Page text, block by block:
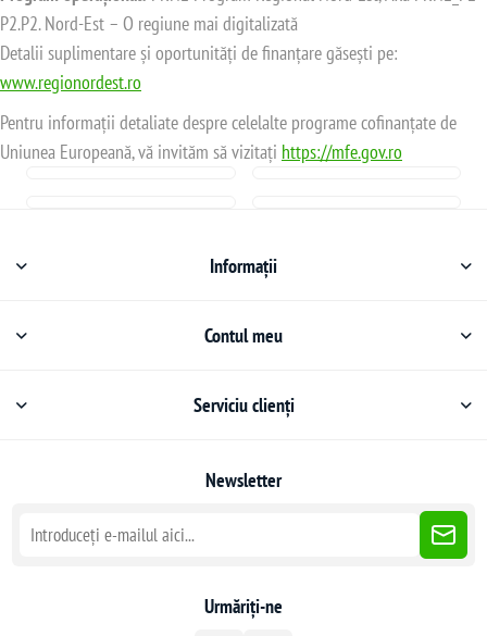
P2.P2. Nord-Est – O regiune mai digitalizată
Detalii suplimentare și oportunități de finanțare găsești pe:
www.regionordest.ro
Pentru informații detaliate despre celelalte programe cofinanțate de
Uniunea Europeană, vă invităm să vizitați https://mfe.gov.ro
Informații
Contul meu
Serviciu clienți
Newsletter
Urmăriți-ne